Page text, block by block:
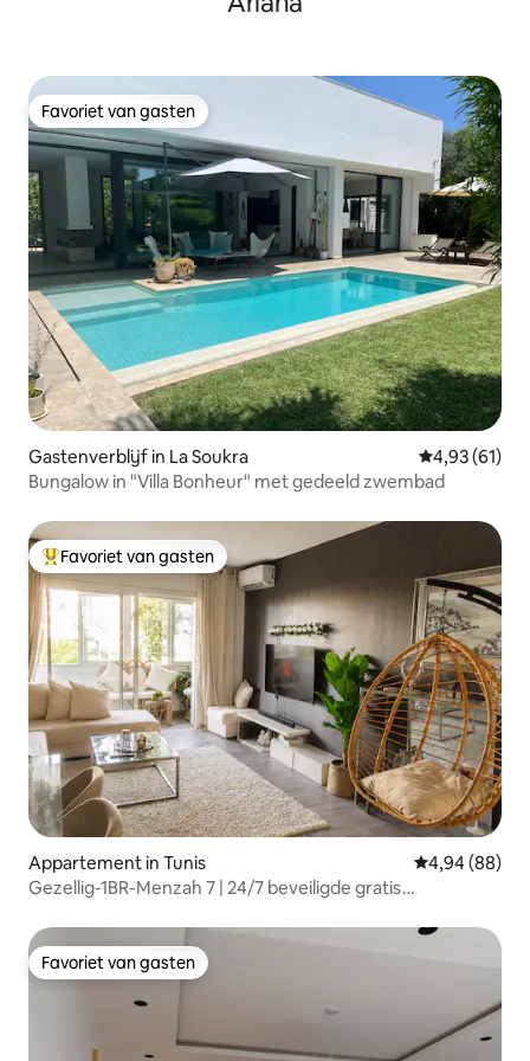
Favoriet van gasten
Favoriet van gasten
Gastenverblijf in La Soukra Gemiddelde
4,93 (61)
Bungalow in "Villa Bonheur" met gedeeld zwembad
Topfavoriet van gasten
Favoriet van gasten
Appartement in Tunis Gemiddelde
4,94 (88)
Gezellig-1BR-Menzah 7 | 24/7 beveiligde gratis
Favoriet van gasten
Favoriet van gasten